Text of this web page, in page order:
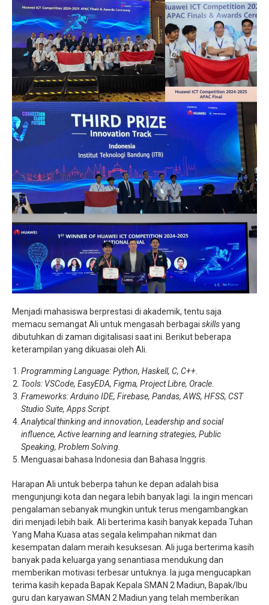
Menjadi mahasiswa berprestasi di akademik, tentu saja
memacu semangat Ali untuk mengasah berbagai skillsyang
dibutuhkan di zaman digitalisasi saat ini. Berikut beberapa
keterampilan yang dikuasai oleh Ali.
Programming Language: Python, Haskell, C, C++.
Tools: VSCode, EasyEDA, Figma, Project Libre, Oracle.
Frameworks: Arduino IDE, Firebase, Pandas, AWS, HFSS, CST
Studio Suite, Apps Script.
Analytical thinking and innovation, Leadership and social
influence, Active learning and learning strategies, Public
Speaking, Problem Solving.
Menguasai bahasa Indonesia dan Bahasa Inggris.
Harapan Ali untuk beberpa tahun ke depan adalah bisa
mengunjungi kota dan negara lebih banyak lagi. Ia ingin mencari
pengalaman sebanyak mungkin untuk terus mengambangkan
diri menjadi lebih baik. Ali berterima kasih banyak kepada Tuhan
Yang Maha Kuasa atas segala kelimpahan nikmat dan
kesempatan dalam meraih kesuksesan. Ali juga berterima kasih
banyak pada keluarga yang senantiasa mendukung dan
memberikan motivasi terbesar untuknya. Ia juga mengucapkan
terima kasih kepada Bapak Kepala SMAN 2 Madiun, Bapak/Ibu
guru dan karyawan SMAN 2 Madiun yang telah memberikan